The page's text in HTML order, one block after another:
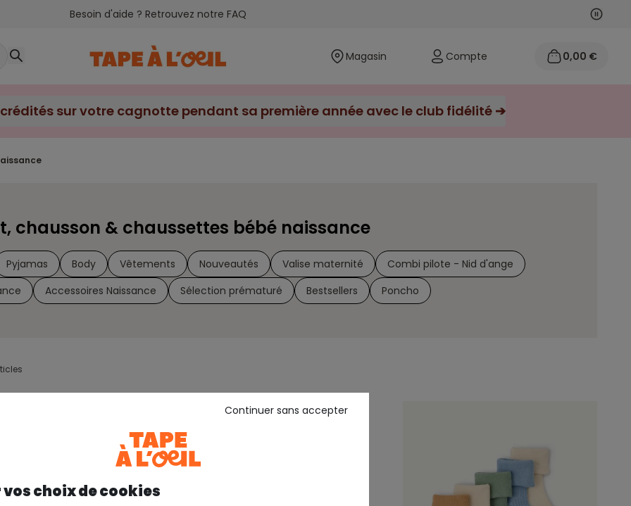
Besoin d'aide ? Retrouvez notre FAQ
Magasin Compte 0,00 €
sur votre cagnotte pendant sa première année avec le club fidélité ➔
chausson & chaussettes bébé naissance
Pyjamas Body Vêtements Nouveautés Valise maternité
Combi pilote - Nid d'ange
Accessoires Naissance Sélection prématuré Bestsellers Poncho
vos choix de cookies
Continuer sans accepter